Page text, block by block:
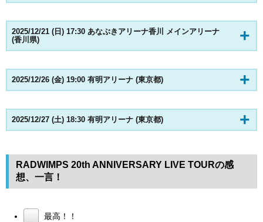
2025/12/21 (日) 17:30 あなぶきアリーナ香川 メインアリーナ
(香川県)
2025/12/26 (金) 19:00 有明アリーナ (東京都)
2025/12/27 (土) 18:30 有明アリーナ (東京都)
RADWIMPS 20th ANNIVERSARY LIVE TOURの感
想、一言！
最高！！